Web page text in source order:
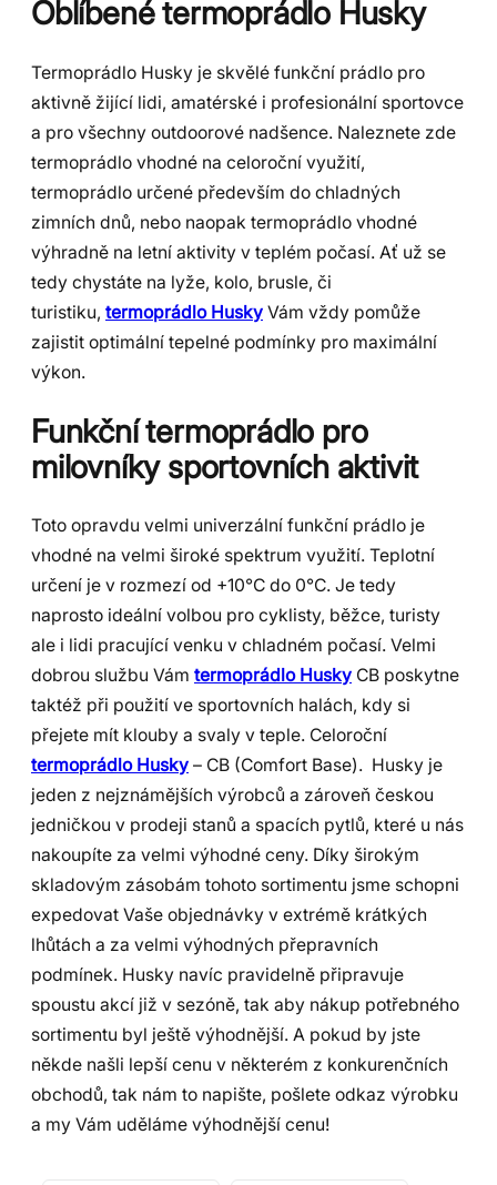
Oblíbené termoprádlo Husky
Termoprádlo Husky je skvělé funkční prádlo pro
aktivně žijící lidi, amatérské i profesionální sportovce
a pro všechny outdoorové nadšence. Naleznete zde
termoprádlo vhodné na celoroční využití,
termoprádlo určené především do chladných
zimních dnů, nebo naopak termoprádlo vhodné
výhradně na letní aktivity v teplém počasí. Ať už se
tedy chystáte na lyže, kolo, brusle, či
turistiku, termoprádlo Husky Vám vždy pomůže
zajistit optimální tepelné podmínky pro maximální
výkon.
Funkční termoprádlo pro
milovníky sportovních aktivit
Toto opravdu velmi univerzální funkční prádlo je
vhodné na velmi široké spektrum využití. Teplotní
určení je v rozmezí od +10°C do 0°C. Je tedy
naprosto ideální volbou pro cyklisty, běžce, turisty
ale i lidi pracující venku v chladném počasí. Velmi
dobrou službu Vám termoprádlo Husky CB poskytne
taktéž při použití ve sportovních halách, kdy si
přejete mít klouby a svaly v teple. Celoroční
termoprádlo Husky – CB (Comfort Base). Husky je
jeden z nejznámějších výrobců a zároveň českou
jedničkou v prodeji stanů a spacích pytlů, které u nás
nakoupíte za velmi výhodné ceny. Díky širokým
skladovým zásobám tohoto sortimentu jsme schopni
expedovat Vaše objednávky v extrémě krátkých
lhůtách a za velmi výhodných přepravních
podmínek. Husky navíc pravidelně připravuje
spoustu akcí již v sezóně, tak aby nákup potřebného
sortimentu byl ještě výhodnější. A pokud by jste
někde našli lepší cenu v některém z konkurenčních
obchodů, tak nám to napište, pošlete odkaz výrobku
a my Vám uděláme výhodnější cenu!